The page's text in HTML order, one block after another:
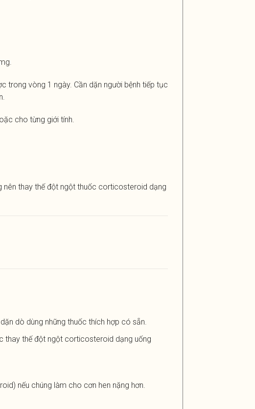
trong vòng 1 ngày. Cần dặn người bệnh tiếp tục
cho từng giới tính.
thay thế đột ngột thuốc corticosteroid dạng
dò dùng những thuốc thích hợp có sẵn.
thay thế đột ngột corticosteroid dạng uống
nếu chúng làm cho cơn hen nặng hơn.